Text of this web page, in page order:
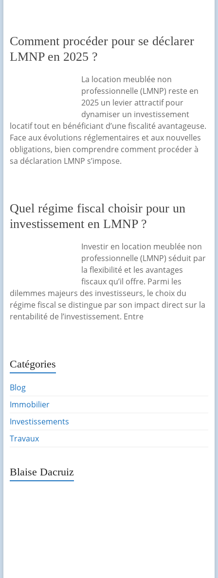
Comment procéder pour se déclarer
LMNP en 2025 ?
La location meublée non
professionnelle (LMNP) reste en
2025 un levier attractif pour
dynamiser un investissement
locatif tout en bénéficiant d’une fiscalité avantageuse.
Face aux évolutions réglementaires et aux nouvelles
obligations, bien comprendre comment procéder à
sa déclaration LMNP s’impose.
Quel régime fiscal choisir pour un
investissement en LMNP ?
Investir en location meublée non
professionnelle (LMNP) séduit par
la flexibilité et les avantages
fiscaux qu’il offre. Parmi les
dilemmes majeurs des investisseurs, le choix du
régime fiscal se distingue par son impact direct sur la
rentabilité de l’investissement. Entre
Catégories
Blog
Immobilier
Investissements
Travaux
Blaise Dacruiz